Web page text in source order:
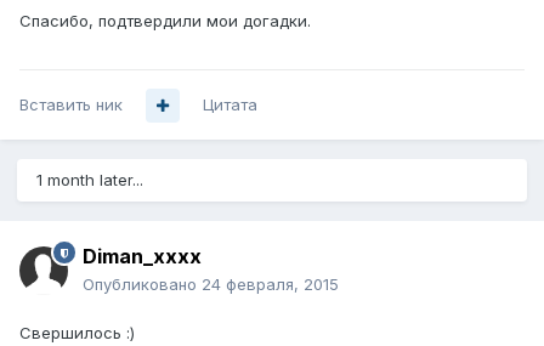
Спасибо, подтвердили мои догадки.
Вставить ник Цитата
1 month later...
Diman_xxxx
Опубликовано 24 февраля, 2015
Свершилось :)